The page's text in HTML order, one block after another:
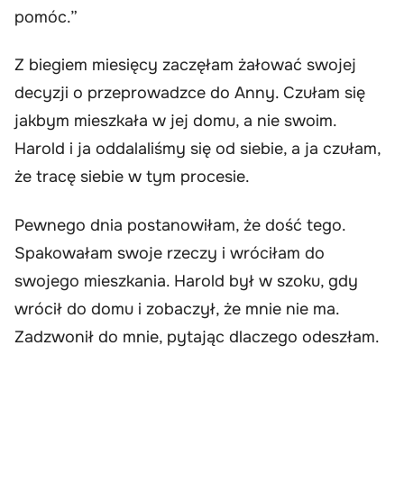
pomóc.”
Z biegiem miesięcy zaczęłam żałować swojej
decyzji o przeprowadzce do Anny. Czułam się
jakbym mieszkała w jej domu, a nie swoim.
Harold i ja oddalaliśmy się od siebie, a ja czułam,
że tracę siebie w tym procesie.
Pewnego dnia postanowiłam, że dość tego.
Spakowałam swoje rzeczy i wróciłam do
swojego mieszkania. Harold był w szoku, gdy
wrócił do domu i zobaczył, że mnie nie ma.
Zadzwonił do mnie, pytając dlaczego odeszłam.